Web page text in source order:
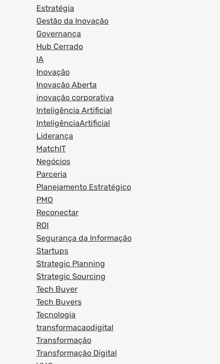
Estratégia
Gestão da Inovação
Governança
Hub Cerrado
IA
Inovação
Inovação Aberta
inovação corporativa
Inteligência Artificial
InteligênciaArtificial
Liderança
MatchIT
Negócios
Parceria
Planejamento Estratégico
PMO
Reconectar
ROI
Segurança da Informação
Startups
Strategic Planning
Strategic Sourcing
Tech Buyer
Tech Buyers
Tecnologia
transformacaodigital
Transformação
Transformação Digital